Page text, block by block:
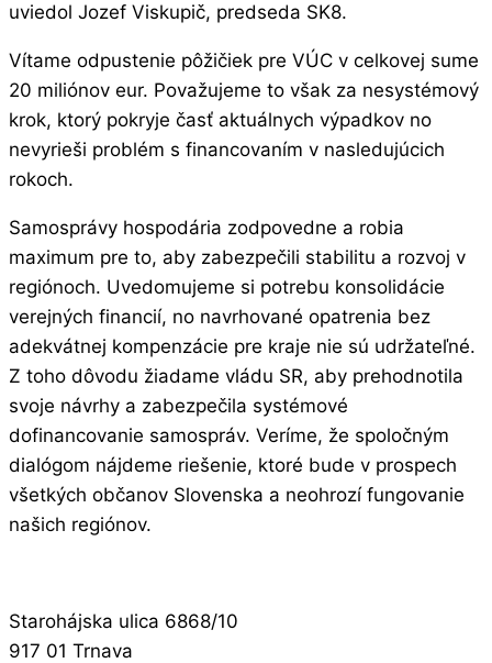
uviedol Jozef Viskupič, predseda SK8.
Vítame odpustenie pôžičiek pre VÚC v celkovej sume
20 miliónov eur. Považujeme to však za nesystémový
krok, ktorý pokryje časť aktuálnych výpadkov no
nevyrieši problém s financovaním v nasledujúcich
rokoch.
Samosprávy hospodária zodpovedne a robia
maximum pre to, aby zabezpečili stabilitu a rozvoj v
regiónoch. Uvedomujeme si potrebu konsolidácie
verejných financií, no navrhované opatrenia bez
adekvátnej kompenzácie pre kraje nie sú udržateľné.
Z toho dôvodu žiadame vládu SR, aby prehodnotila
svoje návrhy a zabezpečila systémové
dofinancovanie samospráv. Veríme, že spoločným
dialógom nájdeme riešenie, ktoré bude v prospech
všetkých občanov Slovenska a neohrozí fungovanie
našich regiónov.
Starohájska ulica 6868/10
917 01 Trnava